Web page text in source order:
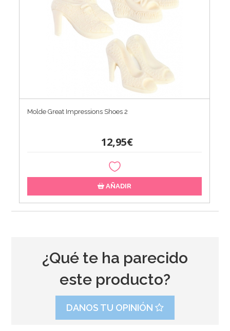
Molde Great Impressions Shoes 2
12,95€
AÑADIR
¿Qué te ha parecido
este producto?
DANOS TU OPINIÓN